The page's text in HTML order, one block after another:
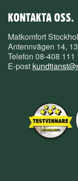
KONTAKTA OSS.
Matkomfort
Antennvägen 14,
Telefon 08-408 111
E-post